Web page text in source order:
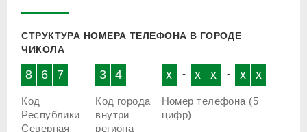
СТРУКТУРА НОМЕРА ТЕЛЕФОНА В ГОРОДЕ
ЧИКОЛА
8 6 7
Код
Республики
Северная
3 4
Код города
внутри
региона
x - x x - x x
Номер телефона (5
цифр)